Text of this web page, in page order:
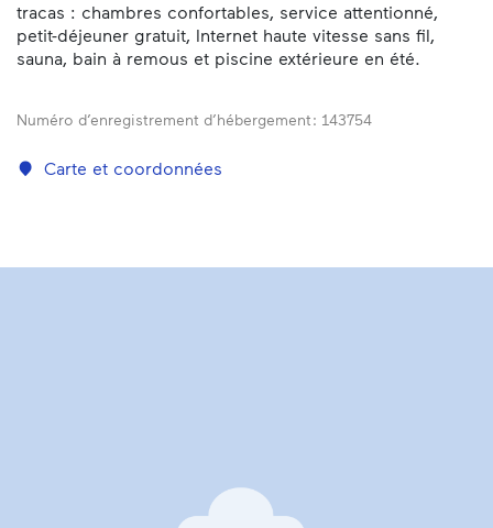
tracas : chambres confortables, service attentionné,
petit-déjeuner gratuit, Internet haute vitesse sans fil,
sauna, bain à remous et piscine extérieure en été.
Numéro d’enregistrement d’hébergement : 143754
Carte et coordonnées